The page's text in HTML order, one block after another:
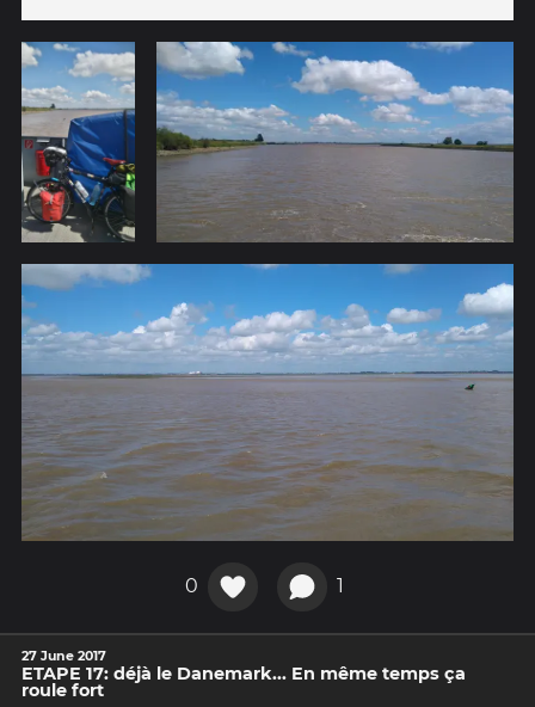
0 1
27 June 2017
ETAPE 17: déjà le Danemark... En même temps ça
roule fort